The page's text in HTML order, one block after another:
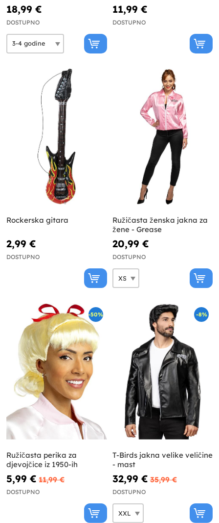
18,99 €
DOSTUPNO
11,99 €
DOSTUPNO
Rockerska gitara
2,99 €
DOSTUPNO
Ružičasta ženska jakna za
žene - Grease
20,99 €
DOSTUPNO
-50%
Ružičasta perika za
djevojčice iz 1950-ih
5,99 € 11,99 €
DOSTUPNO
-8%
T-Birds jakna velike veličine
- mast
32,99 € 35,99 €
DOSTUPNO